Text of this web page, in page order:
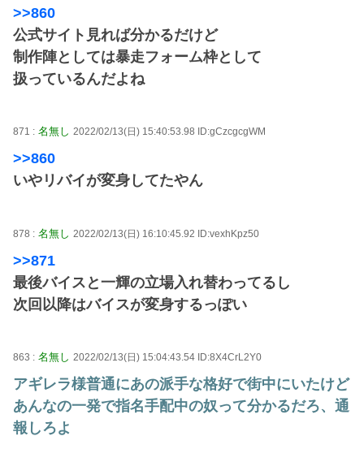
>>860
公式サイト見れば分かるだけど
制作陣としては暴走フォーム枠として
扱っているんだよね
871 : 名無し 2022/02/13(日) 15:40:53.98 ID:gCzcgcgWM
>>860
いやリバイが変身してたやん
878 : 名無し 2022/02/13(日) 16:10:45.92 ID:vexhKpz50
>>871
最後バイスと一輝の立場入れ替わってるし
次回以降はバイスが変身するっぽい
863 : 名無し 2022/02/13(日) 15:04:43.54 ID:8X4CrL2Y0
アギレラ様普通にあの派手な格好で街中にいたけど
あんなの一発で指名手配中の奴って分かるだろ、通
報しろよ